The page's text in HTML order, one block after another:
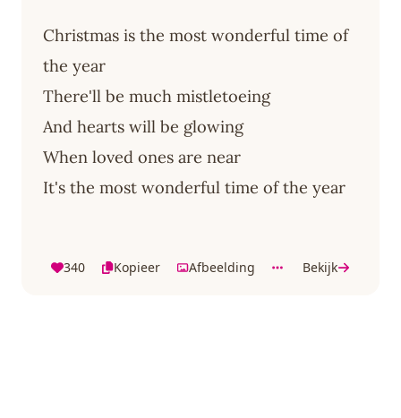
Christmas is the most wonderful time of
the year
There'll be much mistletoeing
And hearts will be glowing
When loved ones are near
It's the most wonderful time of the year
340 Kopieer Afbeelding Bekijk